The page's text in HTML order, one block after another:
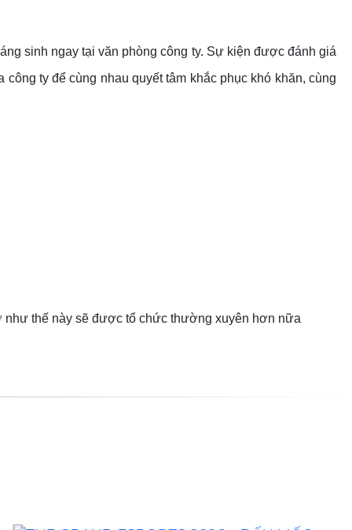
sinh ngay tại văn phòng công ty. Sự kiện được đánh giá
ty để cùng nhau quyết tâm khắc phục khó khăn, cùng
như thế này sẽ được tổ chức thường xuyên hơn nữa